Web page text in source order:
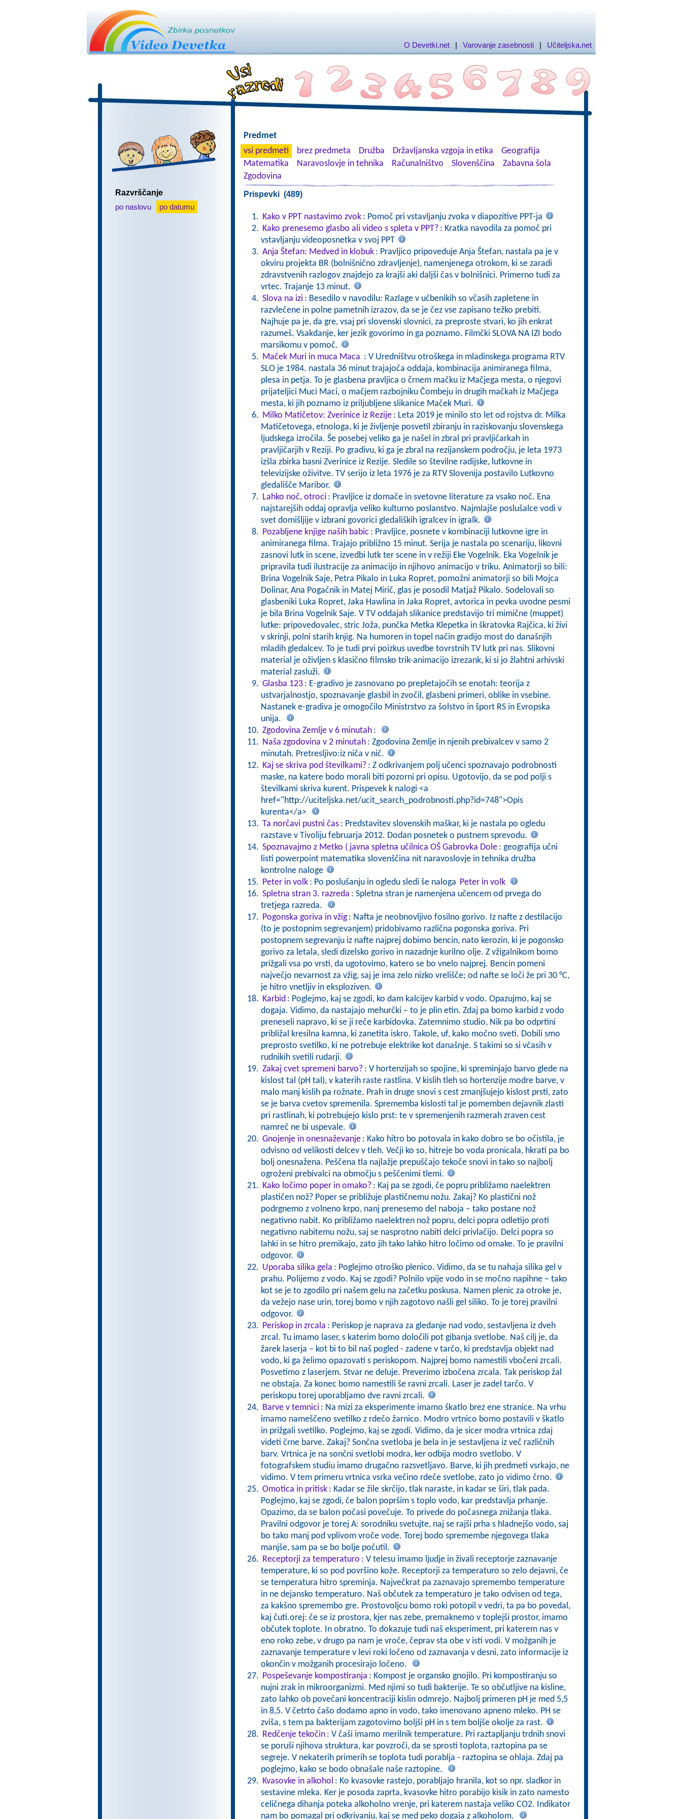
O Devetki.net | Varovanje zasebnosti | Učiteljska.net
Razvrščanje
po naslovu
po datumu
Predmet
vsi predmeti
brez predmeta Družba Državljanska vzgoja in etika
Geografija
Matematika
Naravoslovje in tehnika Računalništvo Slovenščina
Zabavna šola
Zgodovina
Prispevki (489)
Kako v PPT nastavimo zvok : Pomoč pri vstavljanju zvoka v diapozitive PPT-ja
Kako prenesemo glasbo ali video s spleta v PPT? : Kratka navodila za pomoč pri
vstavljanju videoposnetka v svoj PPT
Anja Štefan: Medved in klobuk : Pravljico pripoveduje Anja Štefan, nastala pa je v
okviru projekta BR (bolnišnično zdravljenje), namenjenega otrokom, ki se zaradi
zdravstvenih razlogov znajdejo za krajši aki daljši čas v bolnišnici. Primerno tudi za
vrtec. Trajanje 13 minut.
Slova na izi : Besedilo v navodilu: Razlage v učbenikih so včasih zapletene in
razvlečene in polne pametnih izrazov, da se je čez vse zapisano težko prebiti.
Najhuje pa je, da gre, vsaj pri slovenski slovnici, za preproste stvari, ko jih enkrat
razumeš. Vsakdanje, ker jezik govorimo in ga poznamo. Filmčki SLOVA NA IZI bodo
marsikomu v pomoč.
Maček Muri in muca Maca : V Uredništvu otroškega in mladinskega programa RTV
SLO je 1984. nastala 36 minut trajajoča oddaja, kombinacija animiranega filma,
plesa in petja. To je glasbena pravljica o črnem mačku iz Mačjega mesta, o njegovi
prijateljici Muci Maci, o mačjem razbojniku Čombeju in drugih mačkah iz Mačjega
mesta, ki jih poznamo iz priljubljene slikanice Maček Muri.
Milko Matičetov: Zverinice iz Rezije : Leta 2019 je minilo sto let od rojstva dr. Milka
Matičetovega, etnologa, ki je življenje posvetil zbiranju in raziskovanju slovenskega
ljudskega izročila. Še posebej veliko ga je našel in zbral pri pravljičarkah in
pravljičarjih v Reziji. Po gradivu, ki ga je zbral na rezijanskem področju, je leta 1973
izšla zbirka basni Zverinice iz Rezije. Sledile so številne radijske, lutkovne in
televizijske oživitve. TV serijo iz leta 1976 je za RTV Slovenija postavilo Lutkovno
gledališče Maribor.
Lahko noč, otroci : Pravljice iz domače in svetovne literature za vsako noč. Ena
najstarejših oddaj opravlja veliko kulturno poslanstvo. Najmlajše poslušalce vodi v
svet domišljije v izbrani govorici gledaliških igralcev in igralk.
Pozabljene knjige naših babic : Pravljice, posnete v kombinaciji lutkovne igre in
animiranega filma. Trajajo približno 15 minut. Serija je nastala po scenariju, likovni
zasnovi lutk in scene, izvedbi lutk ter scene in v režiji Eke Vogelnik. Eka Vogelnik je
pripravila tudi ilustracije za animacijo in njihovo animacijo v triku. Animatorji so bili:
Brina Vogelnik Saje, Petra Pikalo in Luka Ropret, pomožni animatorji so bili Mojca
Dolinar, Ana Pogačnik in Matej Mirič, glas je posodil Matjaž Pikalo. Sodelovali so
glasbeniki Luka Ropret, Jaka Hawlina in Jaka Ropret, avtorica in pevka uvodne pesmi
je bila Brina Vogelnik Saje. V TV oddajah slikanice predstavijo tri mimične (muppet)
lutke: pripovedovalec, stric Joža, punčka Metka Klepetka in škratovka Rajčica, ki živi
v skrinji, polni starih knjig. Na humoren in topel način gradijo most do današnjih
mladih gledalcev. To je tudi prvi poizkus uvedbe tovrstnih TV lutk pri nas. Slikovni
material je oživljen s klasično filmsko trik-animacijo izrezank, ki si jo žlahtni arhivski
material zasluži.
Glasba 123 : E-gradivo je zasnovano po prepletajočih se enotah: teorija z
ustvarjalnostjo, spoznavanje glasbil in zvočil, glasbeni primeri, oblike in vsebine.
Nastanek e-gradiva je omogočilo Ministrstvo za šolstvo in šport RS in Evropska
unija.
Zgodovina Zemlje v 6 minutah :
Naša zgodovina v 2 minutah : Zgodovina Zemlje in njenih prebivalcev v samo 2
minutah. Pretresljivo:iz niča v nič.
Kaj se skriva pod številkami? : Z odkrivanjem polj učenci spoznavajo podrobnosti
maske, na katere bodo morali biti pozorni pri opisu. Ugotovijo, da se pod polji s
številkami skriva kurent. Prispevek k nalogi <a
href="http://uciteljska.net/ucit_search_podrobnosti.php?id=748">Opis
kurenta</a>
Ta norčavi pustni čas : Predstavitev slovenskih maškar, ki je nastala po ogledu
razstave v Tivoliju februarja 2012. Dodan posnetek o pustnem sprevodu.
Spoznavajmo z Metko ( javna spletna učilnica OŠ Gabrovka Dole : geografija učni
listi powerpoint matematika slovenščina nit naravoslovje in tehnika družba
kontrolne naloge
Peter in volk : Po poslušanju in ogledu sledi še naloga Peter in volk
Spletna stran 3. razreda : Spletna stran je namenjena učencem od prvega do
tretjega razreda.
Pogonska goriva in vžig : Nafta je neobnovljivo fosilno gorivo. Iz nafte z destilacijo
(to je postopnim segrevanjem) pridobivamo različna pogonska goriva. Pri
postopnem segrevanju iz nafte najprej dobimo bencin, nato kerozin, ki je pogonsko
gorivo za letala, sledi dizelsko gorivo in nazadnje kurilno olje. Z vžigalnikom bomo
prižgali vsa po vrsti, da ugotovimo, katero se bo vnelo najprej. Bencin pomeni
največjo nevarnost za vžig, saj je ima zelo nizko vrelišče; od nafte se loči že pri 30 °C,
je hitro vnetljiv in eksploziven.
Karbid : Poglejmo, kaj se zgodi, ko dam kalcijev karbid v vodo. Opazujmo, kaj se
dogaja. Vidimo, da nastajajo mehurčki – to je plin etin. Zdaj pa bomo karbid z vodo
preneseli napravo, ki se ji reče karbidovka. Zatemnimo studio, Nik pa bo odprtini
približal kresilna kamna, ki zanetita iskro. Takole, uf, kako močno sveti. Dobili smo
preprosto svetilko, ki ne potrebuje elektrike kot današnje. S takimi so si včasih v
rudnikih svetili rudarji.
Zakaj cvet spremeni barvo? : V hortenzijah so spojine, ki spreminjajo barvo glede na
kislost tal (pH tal), v katerih raste rastlina. V kislih tleh so hortenzije modre barve, v
malo manj kislih pa rožnate. Prah in druge snovi s cest zmanjšujejo kislost prsti, zato
se je barva cvetov spremenila. Sprememba kislosti tal je pomemben dejavnik zlasti
pri rastlinah, ki potrebujejo kislo prst: te v spremenjenih razmerah zraven cest
namreč ne bi uspevale.
Gnojenje in onesnaževanje : Kako hitro bo potovala in kako dobro se bo očistila, je
odvisno od velikosti delcev v tleh. Večji ko so, hitreje bo voda pronicala, hkrati pa bo
bolj onesnažena. Peščena tla najlažje prepuščajo tekoče snovi in tako so najbolj
ogroženi prebivalci na območju s peščenimi tlemi.
Kako ločimo poper in omako? : Kaj pa se zgodi, če popru približamo naelektren
plastičen nož? Poper se približuje plastičnemu nožu. Zakaj? Ko plastični nož
podrgnemo z volneno krpo, nanj prenesemo del naboja – tako postane nož
negativno nabit. Ko približamo naelektren nož popru, delci popra odletijo proti
negativno nabitemu nožu, saj se nasprotno nabiti delci privlačijo. Delci popra so
lahki in se hitro premikajo, zato jih tako lahko hitro ločimo od omake. To je pravilni
odgovor.
Uporaba silika gela : Poglejmo otroško plenico. Vidimo, da se tu nahaja silika gel v
prahu. Polijemo z vodo. Kaj se zgodi? Polnilo vpije vodo in se močno napihne – tako
kot se je to zgodilo pri našem gelu na začetku poskusa. Namen plenic za otroke je,
da vežejo nase urin, torej bomo v njih zagotovo našli gel siliko. To je torej pravilni
odgovor.
Periskop in zrcala : Periskop je naprava za gledanje nad vodo, sestavljena iz dveh
zrcal. Tu imamo laser, s katerim bomo določili pot gibanja svetlobe. Naš cilj je, da
žarek laserja – kot bi to bil naš pogled - zadene v tarčo, ki predstavlja objekt nad
vodo, ki ga želimo opazovati s periskopom. Najprej bomo namestili vbočeni zrcali.
Posvetimo z laserjem. Stvar ne deluje. Preverimo izbočena zrcala. Tak periskop žal
ne obstaja. Za konec bomo namestili še ravni zrcali. Laser je zadel tarčo. V
periskopu torej uporabljamo dve ravni zrcali.
Barve v temnici : Na mizi za eksperimente imamo škatlo brez ene stranice. Na vrhu
imamo nameščeno svetilko z rdečo žarnico. Modro vrtnico bomo postavili v škatlo
in prižgali svetilko. Poglejmo, kaj se zgodi. Vidimo, da je sicer modra vrtnica zdaj
videti črne barve. Zakaj? Sončna svetloba je bela in je sestavljena iz več različnih
barv. Vrtnica je na sončni svetlobi modra, ker odbija modro svetlobo. V
fotografskem studiu imamo drugačno razsvetljavo. Barve, ki jih predmeti vsrkajo, ne
vidimo. V tem primeru vrtnica vsrka večino rdeče svetlobe, zato jo vidimo črno.
Omotica in pritisk : Kadar se žile skrčijo, tlak naraste, in kadar se širi, tlak pada.
Poglejmo, kaj se zgodi, če balon popršim s toplo vodo, kar predstavlja prhanje.
Opazimo, da se balon počasi povečuje. To privede do počasnega znižanja tlaka.
Pravilni odgovor je torej A: sorodniku svetujte, naj se rajši prha s hladnejšo vodo, saj
bo tako manj pod vplivom vroče vode. Torej bodo spremembe njegovega tlaka
manjše, sam pa se bo bolje počutil.
Receptorji za temperaturo : V telesu imamo ljudje in živali receptorje zaznavanje
temperature, ki so pod površino kože. Receptorji za temperaturo so zelo dejavni, če
se temperatura hitro spreminja. Največkrat pa zaznavajo spremembo temperature
in ne dejansko temperaturo. Naš občutek za temperaturo je tako odvisen od tega,
za kakšno spremembo gre. Prostovoljcu bomo roki potopil v vedri, ta pa bo povedal,
kaj čuti.orej: če se iz prostora, kjer nas zebe, premaknemo v toplejši prostor, imamo
občutek toplote. In obratno. To dokazuje tudi naš eksperiment, pri katerem nas v
eno roko zebe, v drugo pa nam je vroče, čeprav sta obe v isti vodi. V možganih je
zaznavanje temperature v levi roki ločeno od zaznavanja v desni, zato informacije iz
okončin v možganih procesirajo ločeno.
Pospeševanje kompostiranja : Kompost je organsko gnojilo. Pri kompostiranju so
nujni zrak in mikroorganizmi. Med njimi so tudi bakterije. Te so občutljive na kisline,
zato lahko ob povečani koncentraciji kislin odmrejo. Najbolj primeren pH je med 5,5
in 8,5. V četrto čašo dodamo apno in vodo, tako imenovano apneno mleko. PH se
zviša, s tem pa bakterijam zagotovimo boljši pH in s tem boljše okolje za rast.
Redčenje tekočin : V čaši imamo merilnik temperature. Pri raztapljanju trdnih snovi
se poruši njihova struktura, kar povzroči, da se sprosti toplota, raztopina pa se
segreje. V nekaterih primerih se toplota tudi porablja - raztopina se ohlaja. Zdaj pa
poglejmo, kako se bodo obnašale naše raztopine.
Kvasovke in alkohol : Ko kvasovke rastejo, porabljajo hranila, kot so npr. sladkor in
sestavine mleka. Ker je posoda zaprta, kvasovke hitro porabijo kisik in zato namesto
celičnega dihanja poteka alkoholno vrenje, pri katerem nastaja veliko CO2. Indikator
nam bo pomagal pri odkrivanju, kaj se med peko dogaja z alkoholom.